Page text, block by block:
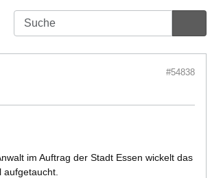
#54838
im Auftrag der Stadt Essen wickelt das